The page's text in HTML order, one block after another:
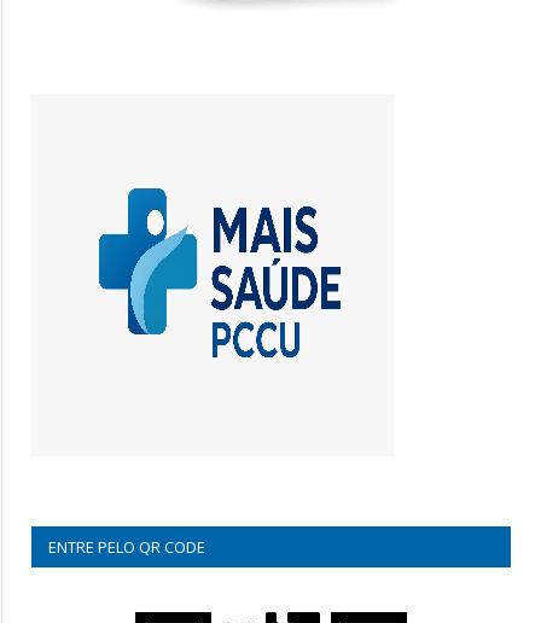
ENTRE PELO QR CODE